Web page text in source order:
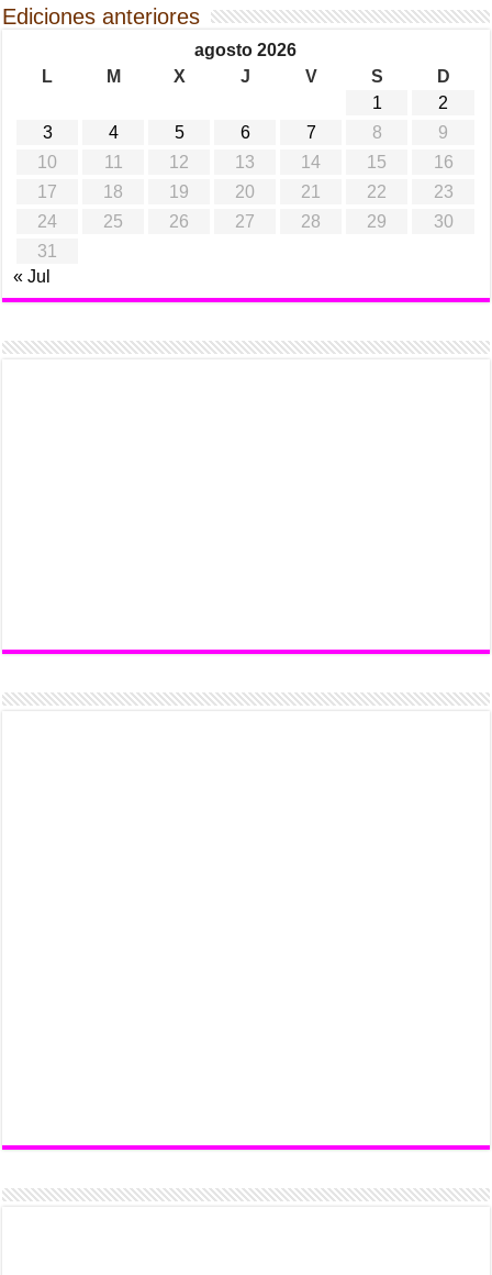
Ediciones anteriores
agosto 2026
L
M X J V S
D
1
2
3
4 5 6 7 8
9
10
11 12 13 14 15
16
17
18 19 20 21 22
23
24
25 26 27 28 29
30
31
« Jul